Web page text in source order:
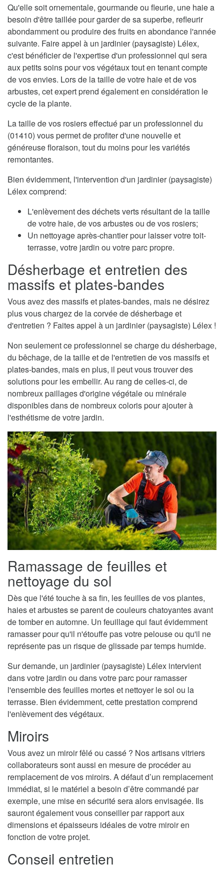
Qu'elle soit ornementale, gourmande ou fleurie, une haie a
besoin d'être taillée pour garder de sa superbe, refleurir
abondamment ou produire des fruits en abondance l'année
suivante. Faire appel à un jardinier (paysagiste) Lélex,
c'est bénéficier de l'expertise d'un professionnel qui sera
aux petits soins pour vos végétaux tout en tenant compte
de vos envies. Lors de la taille de votre haie et de vos
arbustes, cet expert prend également en considération le
cycle de la plante.
La taille de vos rosiers effectué par un professionnel du
(01410) vous permet de profiter d'une nouvelle et
généreuse floraison, tout du moins pour les variétés
remontantes.
Bien évidemment, l'intervention d'un jardinier (paysagiste)
Lélex comprend:
L'enlèvement des déchets verts résultant de la taille
de votre haie, de vos arbustes ou de vos rosiers;
Un nettoyage après-chantier pour laisser votre toit-
terrasse, votre jardin ou votre parc propre.
Désherbage et entretien des
massifs et plates-bandes
Vous avez des massifs et plates-bandes, mais ne désirez
plus vous chargez de la corvée de désherbage et
d'entretien ? Faites appel à un jardinier (paysagiste) Lélex !
Non seulement ce professionnel se charge du désherbage,
du bêchage, de la taille et de l'entretien de vos massifs et
plates-bandes, mais en plus, il peut vous trouver des
solutions pour les embellir. Au rang de celles-ci, de
nombreux paillages d'origine végétale ou minérale
disponibles dans de nombreux coloris pour ajouter à
l'esthétisme de votre jardin.
Ramassage de feuilles et
nettoyage du sol
Dès que l'été touche à sa fin, les feuilles de vos plantes,
haies et arbustes se parent de couleurs chatoyantes avant
de tomber en automne. Un feuillage qui faut évidemment
ramasser pour qu'il n'étouffe pas votre pelouse ou qu'il ne
représente pas un risque de glissade par temps humide.
Sur demande, un jardinier (paysagiste) Lélex intervient
dans votre jardin ou dans votre parc pour ramasser
l'ensemble des feuilles mortes et nettoyer le sol ou la
terrasse. Bien évidemment, cette prestation comprend
l'enlèvement des végétaux.
Miroirs
Vous avez un miroir fêlé ou cassé ? Nos artisans vitriers
collaborateurs sont aussi en mesure de procéder au
remplacement de vos miroirs. A défaut d’un remplacement
immédiat, si le matériel a besoin d’être commandé par
exemple, une mise en sécurité sera alors envisagée. Ils
sauront également vous conseiller par rapport aux
dimensions et épaisseurs idéales de votre miroir en
fonction de votre projet.
Conseil entretien